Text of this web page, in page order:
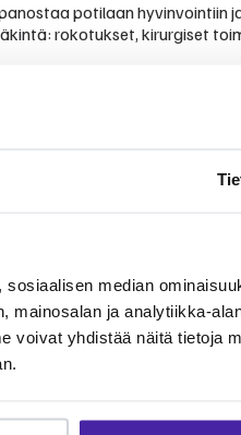
median
mainosalan ja analytiikka-
voivat yhdistää näitä tietoja
potilaan
rokotukset, kirurgiset
yhteensä 275
Yksittäisissä